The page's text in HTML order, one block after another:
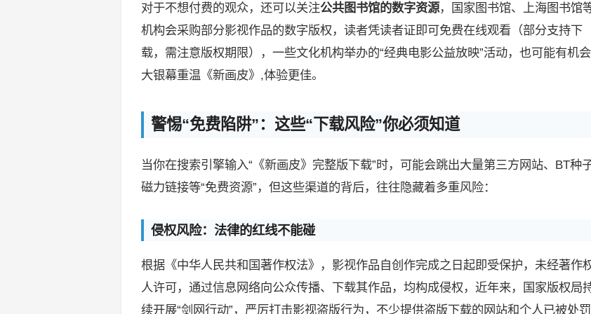
对于不想付费的观众，还可以关注公共图书馆的数字资源，国家图书馆、上海图书馆
机构会采购部分影视作品的数字版权，读者凭读者证即可免费在线观看（部分支持下
载，需注意版权期限），一些文化机构举办的“经典电影公益放映”活动，也可能有机
大银幕重温《新画皮》,体验更佳。
警惕“免费陷阱”：这些“下载风险”你必须知道
当你在搜索引擎输入“《新画皮》完整版下载”时，可能会跳出大量第三方网站、BT种子
磁力链接等“免费资源”，但这些渠道的背后，往往隐藏着多重风险：
侵权风险：法律的红线不能碰
根据《中华人民共和国著作权法》，影视作品自创作完成之日起即受保护，未经著作
人许可，通过信息网络向公众传播、下载其作品，均构成侵权，近年来，国家版权局
续开展“剑网行动”，严厉打击影视盗版行为，不少提供盗版下载的网站和个人已被处罚